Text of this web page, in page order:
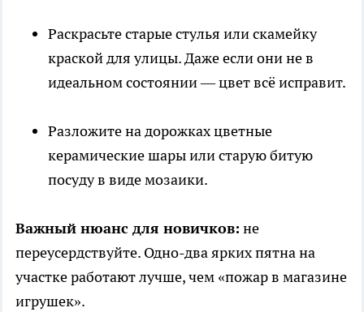
Раскрасьте старые стулья или скамейку
краской для улицы. Даже если они не в
идеальном состоянии — цвет всё исправит.
Разложите на дорожках цветные
керамические шары или старую битую
посуду в виде мозаики.
Важный нюанс для новичков: не
переусердствуйте. Одно-два ярких пятна на
участке работают лучше, чем «пожар в магазине
игрушек».